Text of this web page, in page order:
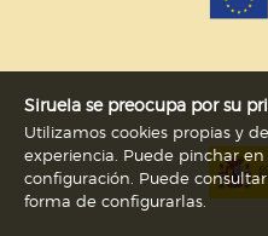
Siruela se preocupa por su
Utilizamos cookies propias y
experiencia. Puede pinchar
configuración. Puede
forma de configurarlas.